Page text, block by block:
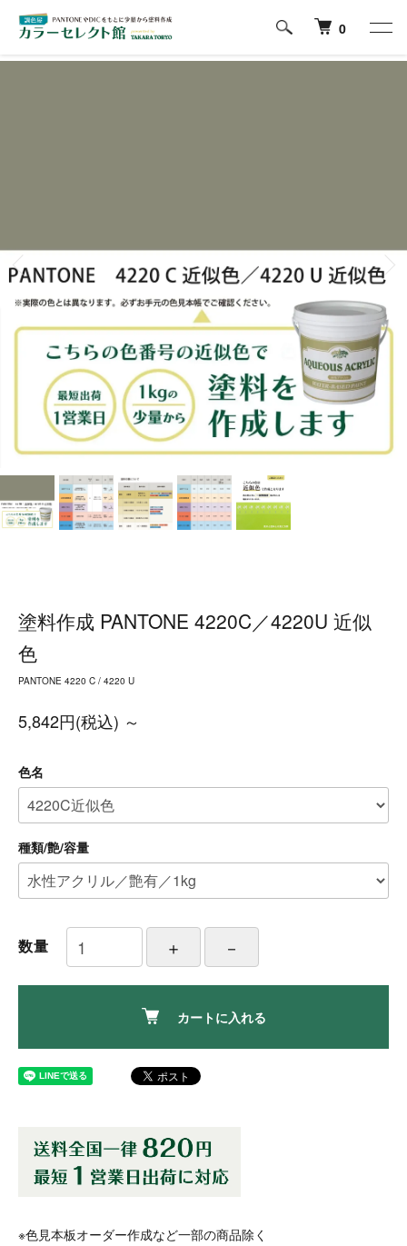
0
ホーム PANTONE Formula Guideの色から塗料を探す 4200番台
塗料作成 PANTONE 4220C／4220U 近似
色
PANTONE 4220 C / 4220 U
5,842円(税込) ～
色名
種類/艶/容量
数量
カートに入れる
※色見本板オーダー作成など一部の商品除く